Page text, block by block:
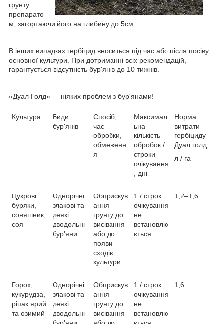
грунту
препарато
м, загортаючи його на глибину до 5см.
В інших випадках гербіцид вноситься під час або після посіву
основної культури. При дотриманні всіх рекомендацій,
гарантується відсутність бур'янів до 10 тижнів.
«Дуал Голд» — ніяких проблем з бур'янами!
Культура
Види
бур'янів
Спосіб,
час
обробки,
обмеженн
я
Максимал
ьна
кількість
обробок /
строки
очікування
, дні
Норма
витрати
гербіциду
Дуал голд
л / га
Цукрові
буряки,
соняшник,
соя
Однорічні
злакові та
деякі
дводольні
бур'яни
Обприскув
ання
грунту до
висівання
або до
появи
сходів
культури
1 / строк
очікування
не
встановлю
ється
1,2–1,6
Горох,
кукурудза,
ріпак ярий
та озимий
Однорічні
злакові та
деякі
дводольні
бур'яни
Обприскув
ання
грунту до
висівання
або до
1 / строк
очікування
не
встановлю
ється
1,6